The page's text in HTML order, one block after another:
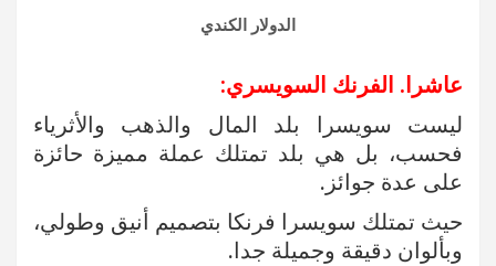
الدولار الكندي
عاشرا. الفرنك السويسري:
ليست سويسرا بلد المال والذهب والأثرياء
فحسب، بل هي بلد تمتلك عملة مميزة حائزة
على عدة جوائز.
حيث تمتلك سويسرا فرنكا بتصميم أنيق وطولي،
وبألوان دقيقة وجميلة جدا.